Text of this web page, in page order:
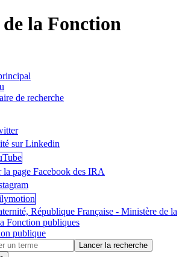
la Fonction
de recherche
publique
Lancer la recherche